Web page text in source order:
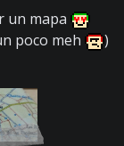
un mapa
poco meh
)